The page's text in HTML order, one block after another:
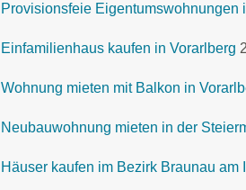
Provisionsfeie Eigentumswohnungen
Einfamilienhaus kaufen in Vorarlberg
Wohnung mieten mit Balkon in
Neubauwohnung mieten in der
Häuser kaufen im Bezirk Braunau am